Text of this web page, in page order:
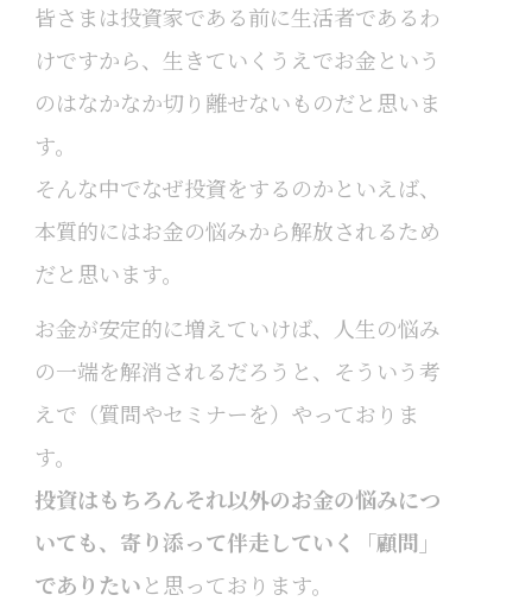
皆さまは投資家である前に生活者であるわ
けですから、生きていくうえでお金という
のはなかなか切り離せないものだと思いま
す。
そんな中でなぜ投資をするのかといえば、
本質的にはお金の悩みから解放されるため
だと思います。
お金が安定的に増えていけば、人生の悩み
の一端を解消されるだろうと、そういう考
えで（質問やセミナーを）やっておりま
す。
投資はもちろんそれ以外のお金の悩みにつ
いても、寄り添って伴走していく「顧問」
でありたいと思っております。